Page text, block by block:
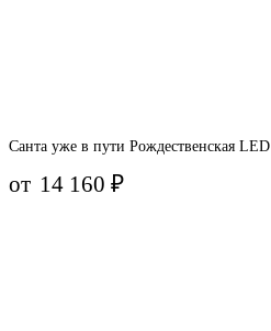
Санта уже в пути Рождественская LED
от 14 160₽